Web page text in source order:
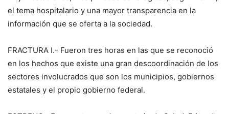
el tema hospitalario y una mayor transparencia en la
información que se oferta a la sociedad.
FRACTURA I.- Fueron tres horas en las que se reconoció
en los hechos que existe una gran descoordinación de los
sectores involucrados que son los municipios, gobiernos
estatales y el propio gobierno federal.